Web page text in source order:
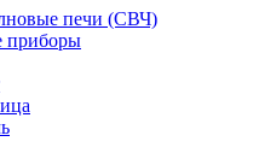
печи (СВЧ)
приборы